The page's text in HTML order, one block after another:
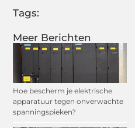
Meer Berichten
Hoe bescherm je elektrische
apparatuur tegen onverwachte
spanningspieken?
Tags: